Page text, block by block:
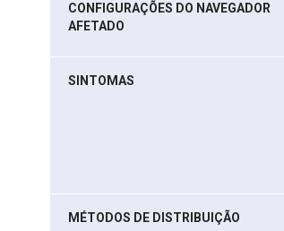
CONFIGURAÇÕES DO NAVEGADOR
AFETADO
SINTOMAS
MÉTODOS DE DISTRIBUIÇÃO